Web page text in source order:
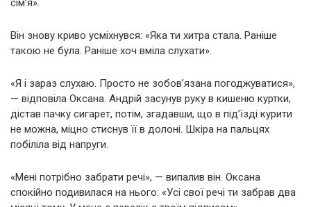
сім’я».
Він знову криво усміхнувся: «Яка ти хитра стала. Раніше
такою не була. Раніше хоч вміла слухати».
«Я і зараз слухаю. Просто не зобов’язана погоджуватися»,
— відповіла Оксана. Андрій засунув руку в кишеню куртки,
дістав пачку сигарет, потім, згадавши, що в під’їзді курити
не можна, міцно стиснув її в долоні. Шкіра на пальцях
побіліла від напруги.
«Мені потрібно забрати речі», — випалив він. Оксана
спокійно подивилася на нього: «Усі свої речі ти забрав два